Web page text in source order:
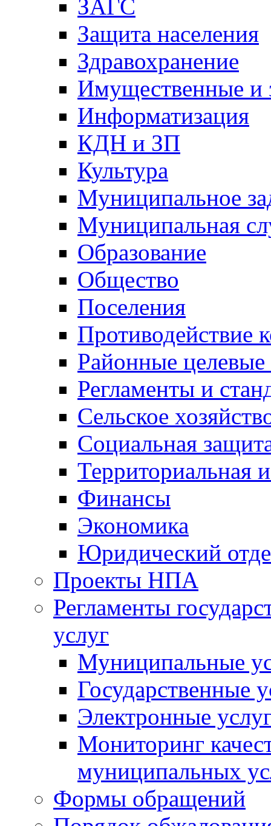
ЗАГС
Защита населения
Здравохранение
Имущественные и
Информатизация
КДН и ЗП
Культура
Муниципальное
Муниципальная
Образование
Общество
Поселения
Противодействие
Районные
Регламенты и
Сельское
Социальная
Территориальная
Финансы
Экономика
Юридический
Проекты НПА
Регламенты
услуг
Муниципальные
Государственные
Электронные
Мониторинг
муниципальных
Формы обращений